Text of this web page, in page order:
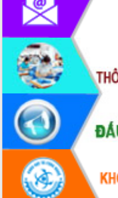
phát triển mới
Thường trực HĐND tỉnh Đắk Lắk gặp
mặt Đoàn chuyên gia y tế TP. Hồ Chí
Minh
Lễ truy điệu và an táng hài cốt liệt sĩ
tại Nghĩa trang Liệt sĩ xã Sơn Hòa
Bàn giải pháp tháo gỡ khó khăn trong
xuất khẩu sầu riêng và triển khai quy
định EUDR
Thứ trưởng Bộ Nông nghiệp và Môi
trường Nguyễn Hoàng Hiệp khảo sát
vùng trồng và doanh nghiệp đóng gói
sầu riêng tại Đắk Lắk
Trình diễn nghệ thuật chế biến các
món ăn từ sầu riêng